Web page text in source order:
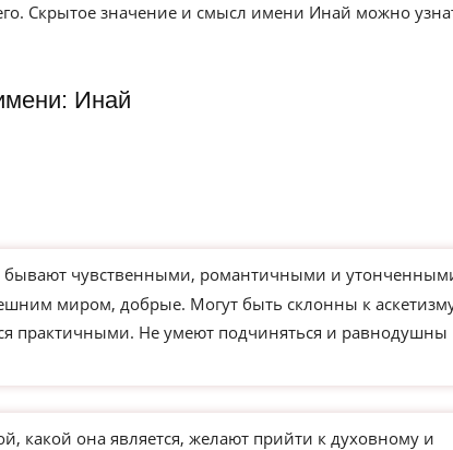
Скрытое значение и смысл имени Инай можно
Инай
чувственными, романтичными и
миром, добрые. Могут быть склонны к
практичными. Не умеют подчиняться и равнодушны
какой она является, желают прийти к духовному и